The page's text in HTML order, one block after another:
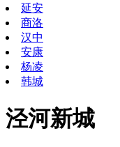
延安
商洛
汉中
安康
杨凌
韩城
泾河新城